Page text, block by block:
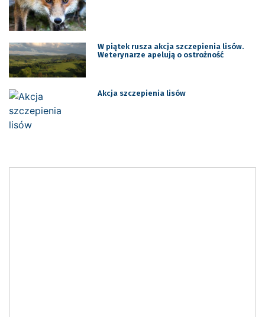
W piątek rusza akcja szczepienia lisów.
Weterynarze apelują o ostrożność
Akcja szczepienia lisów